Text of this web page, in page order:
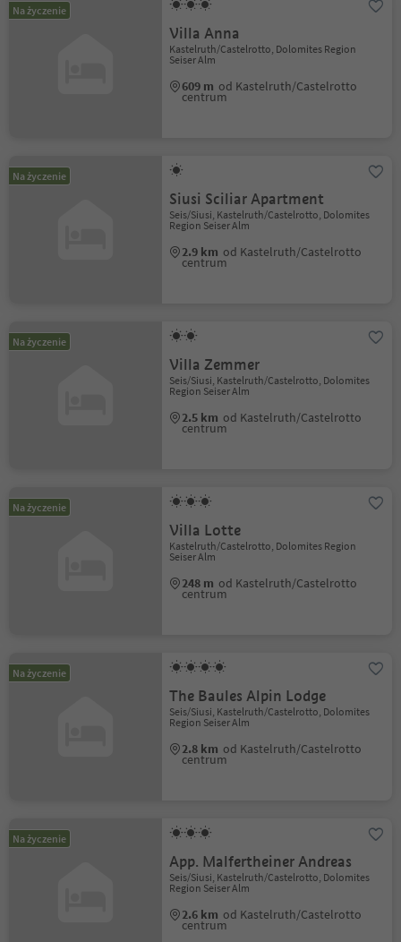
Na życzenie
Villa Anna
Kastelruth/Castelrotto, Dolomites Region
Seiser Alm
609 m od Kastelruth/Castelrotto
centrum
Na życzenie
Siusi Sciliar Apartment
Seis/Siusi, Kastelruth/Castelrotto, Dolomites
Region Seiser Alm
2.9 km od Kastelruth/Castelrotto
centrum
Na życzenie
Villa Zemmer
Seis/Siusi, Kastelruth/Castelrotto, Dolomites
Region Seiser Alm
2.5 km od Kastelruth/Castelrotto
centrum
Na życzenie
Villa Lotte
Kastelruth/Castelrotto, Dolomites Region
Seiser Alm
248 m od Kastelruth/Castelrotto
centrum
Na życzenie
The Baules Alpin Lodge
Seis/Siusi, Kastelruth/Castelrotto, Dolomites
Region Seiser Alm
2.8 km od Kastelruth/Castelrotto
centrum
Na życzenie
App. Malfertheiner Andreas
Seis/Siusi, Kastelruth/Castelrotto, Dolomites
Region Seiser Alm
2.6 km od Kastelruth/Castelrotto
centrum